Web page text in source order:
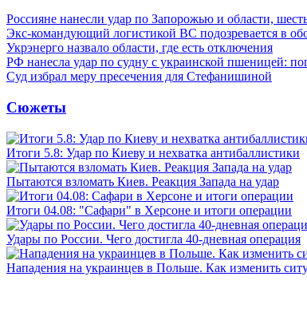
Россияне нанесли удар по Запорожью и области,
Экс-командующий логистикой ВС подозревается в
Укрэнерго назвало области, где есть отключения
РФ нанесла удар по судну с украинской пшеницей:
Суд избрал меру пресечения для Стефанишиной
Сюжеты
Итоги 5.8: Удар по Киеву и нехватка антибаллистики
Пытаются взломать Киев. Реакция Запада на удар
Итоги 04.08: "Сафари" в Херсоне и итоги операции
Удары по России. Чего достигла 40-дневная операция
Нападения на украинцев в Польше. Как изменить